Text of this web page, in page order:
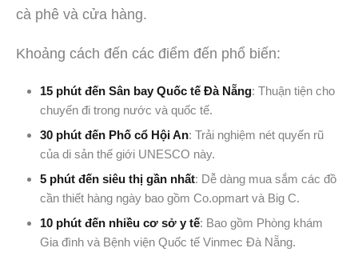
cà phê và cửa hàng.
Khoảng cách đến các điểm đến phổ biến:
15 phút đến Sân bay Quốc tế Đà Nẵng: Thuận tiện cho
chuyến đi trong nước và quốc tế.
30 phút đến Phố cổ Hội An: Trải nghiệm nét quyến rũ
của di sản thế giới UNESCO này.
5 phút đến siêu thị gần nhất: Dễ dàng mua sắm các đồ
cần thiết hàng ngày bao gồm Co.opmart và Big C.
10 phút đến nhiều cơ sở y tế: Bao gồm Phòng khám
Gia đình và Bệnh viện Quốc tế Vinmec Đà Nẵng.